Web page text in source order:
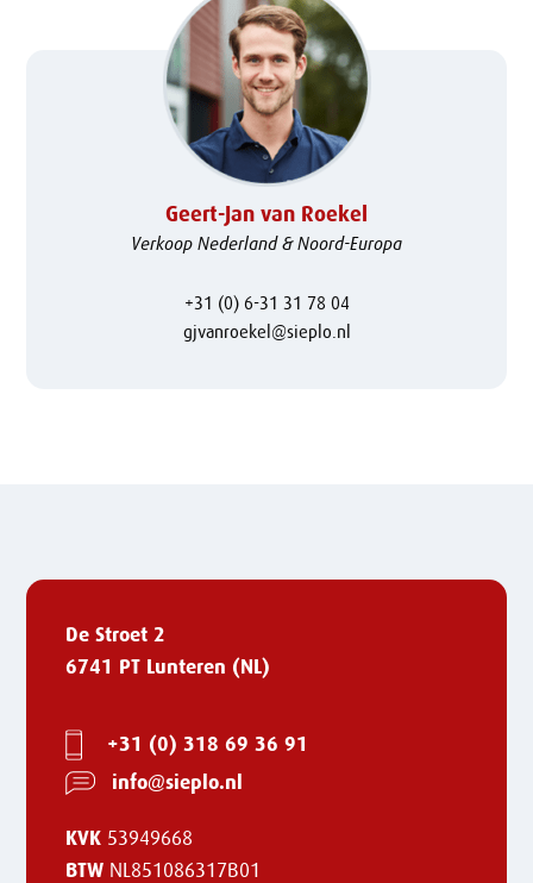
Geert-Jan van Roekel
Verkoop Nederland & Noord-Europa
+31 (0) 6-31 31 78 04
gjvanroekel@sieplo.nl
De Stroet 2
6741 PT Lunteren (NL)
+31 (0) 318 69 36 91
info@sieplo.nl
KVK 53949668
BTW NL851086317B01